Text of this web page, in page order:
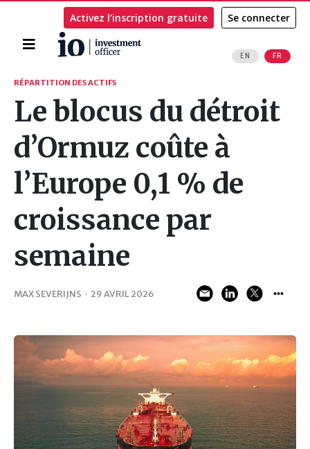
Accueil
EN FR
Activez l’inscription gratuite Se connecter
Rechercher
RÉPARTITION DES ACTIFS
Le blocus du détroit
d’Ormuz coûte à
l’Europe 0,1 % de
croissance par
semaine
MAX SEVERIJNS · 29 AVRIL 2026